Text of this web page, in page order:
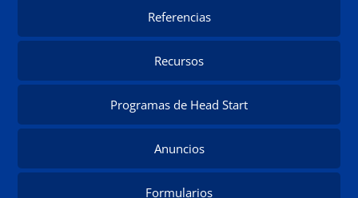
Referencias
Recursos
Programas de Head Start
Anuncios
Formularios